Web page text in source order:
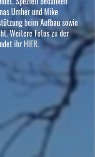
Umher und Mike
beim Aufbau sowie
Weitere Fotos zu der
ihr HIER.